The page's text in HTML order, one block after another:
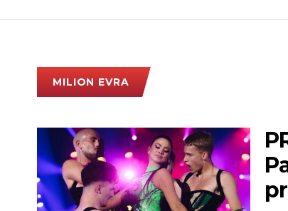
MILION EVRA